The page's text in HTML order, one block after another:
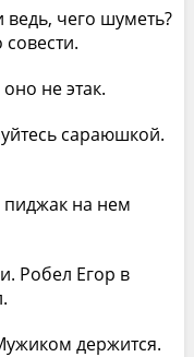
чего шуметь?
не этак.
сараюшкой.
на нем
Робел Егор в
держится.